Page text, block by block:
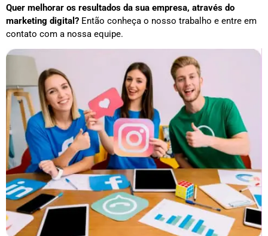
Quer melhorar os resultados da sua empresa, através do
marketing digital? Então conheça o nosso trabalho e entre em
contato com a nossa equipe.